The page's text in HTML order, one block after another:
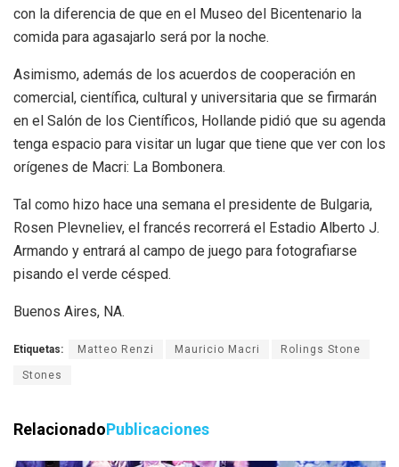
con la diferencia de que en el Museo del Bicentenario la
comida para agasajarlo será por la noche.
Asimismo, además de los acuerdos de cooperación en
comercial, científica, cultural y universitaria que se firmarán
en el Salón de los Científicos, Hollande pidió que su agenda
tenga espacio para visitar un lugar que tiene que ver con los
orígenes de Macri: La Bombonera.
Tal como hizo hace una semana el presidente de Bulgaria,
Rosen Plevneliev, el francés recorrerá el Estadio Alberto J.
Armando y entrará al campo de juego para fotografiarse
pisando el verde césped.
Buenos Aires, NA.
Etiquetas: Matteo Renzi Mauricio Macri Rolings Stone
Stones
RelacionadoPublicaciones